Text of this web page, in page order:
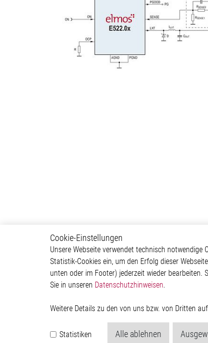
Body & Convenience
Actuator
Comfort
HVAC System
Power Supply
Cookie-Einstellungen
Unsere Webseite verwendet technisch
Statistik-Cookies ein, um den Erfolg dieser
unten oder im Footer) jederzeit wieder bearbeiten.
Sie in unseren Datenschutzhinweisen.
Weitere Details zu den von uns bzw. von Dritten
Statistiken Alle ablehnen